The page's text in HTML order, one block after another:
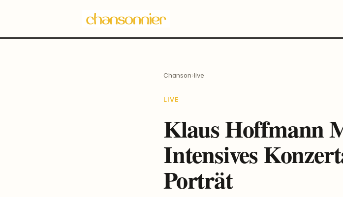
Chanson›live
LIVE
Klaus Hoffmann
Intensives
Porträt